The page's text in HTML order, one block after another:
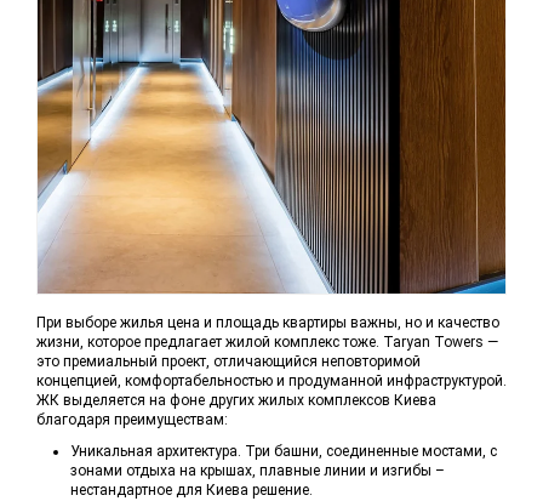
При выборе жилья цена и площадь квартиры важны, но и качество
жизни, которое предлагает жилой комплекс тоже. Taryan Towers —
это премиальный проект, отличающийся неповторимой
концепцией, комфортабельностью и продуманной инфраструктурой.
ЖК выделяется на фоне других жилых комплексов Киева
благодаря преимуществам:
Уникальная архитектура. Три башни, соединенные мостами, с
зонами отдыха на крышах, плавные линии и изгибы –
нестандартное для Киева решение.